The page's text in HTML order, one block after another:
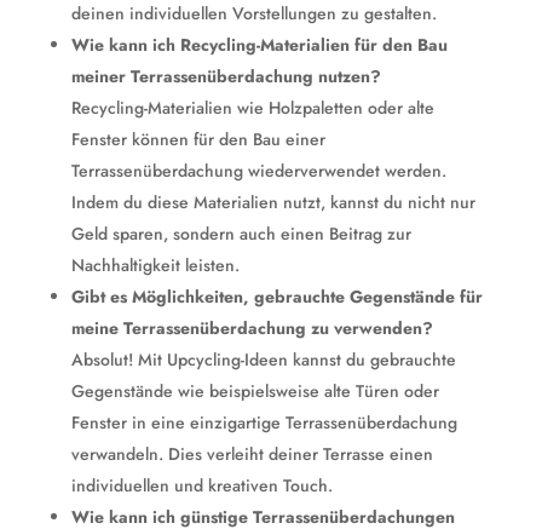
deinen individuellen Vorstellungen zu gestalten.
Wie kann ich Recycling-Materialien für den Bau
meiner Terrassenüberdachung nutzen?
Recycling-Materialien wie Holzpaletten oder alte
Fenster können für den Bau einer
Terrassenüberdachung wiederverwendet werden.
Indem du diese Materialien nutzt, kannst du nicht nur
Geld sparen, sondern auch einen Beitrag zur
Nachhaltigkeit leisten.
Gibt es Möglichkeiten, gebrauchte Gegenstände für
meine Terrassenüberdachung zu verwenden?
Absolut! Mit Upcycling-Ideen kannst du gebrauchte
Gegenstände wie beispielsweise alte Türen oder
Fenster in eine einzigartige Terrassenüberdachung
verwandeln. Dies verleiht deiner Terrasse einen
individuellen und kreativen Touch.
Wie kann ich günstige Terrassenüberdachungen